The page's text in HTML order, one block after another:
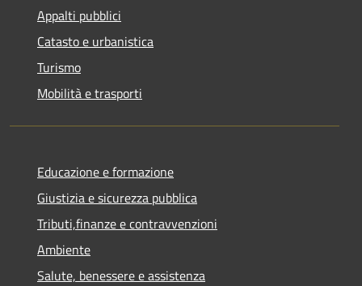
Appalti pubblici
Catasto e urbanistica
Turismo
Mobilità e trasporti
Educazione e formazione
Giustizia e sicurezza pubblica
Tributi,finanze e contravvenzioni
Ambiente
Salute, benessere e assistenza